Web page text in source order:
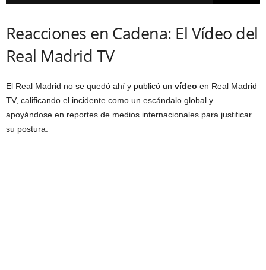
Reacciones en Cadena: El Vídeo del
Real Madrid TV
El Real Madrid no se quedó ahí y publicó un vídeo en Real Madrid
TV, calificando el incidente como un escándalo global y
apoyándose en reportes de medios internacionales para justificar
su postura.